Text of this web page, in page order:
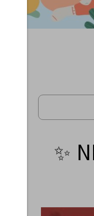
Search
✨